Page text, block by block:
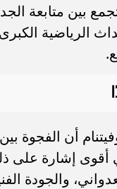
بين متابعة
الرياضية
أن الفجوة
أقوى إشارة
والجودة